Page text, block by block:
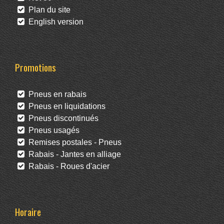
Plan du site
English version
Promotions
Pneus en rabais
Pneus en liquidations
Pneus discontinués
Pneus usagés
Remises postales - Pneus
Rabais - Jantes en alliage
Rabais - Roues d'acier
Horaire